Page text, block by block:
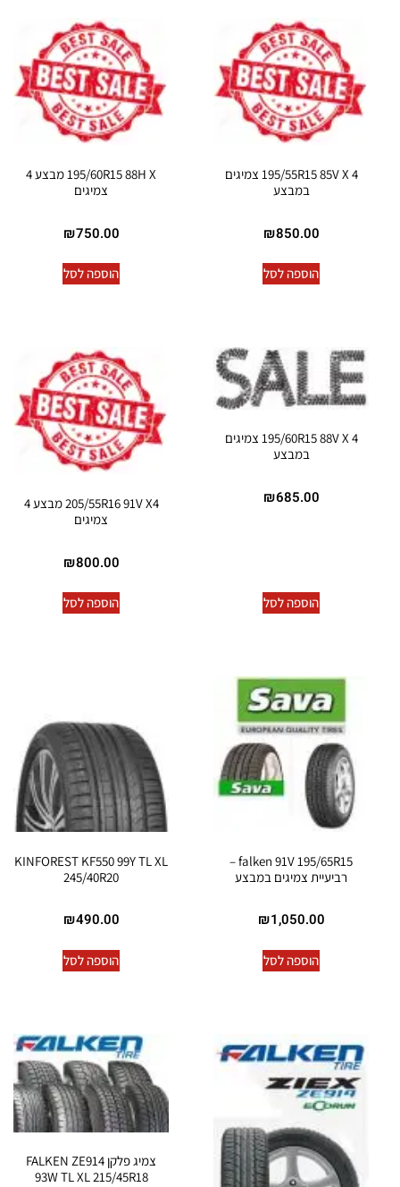
195/55R15 85V X 4 צמיגים
במבצע
₪850.00
הוספה לסל
195/60R15 88H X מבצע 4
צמיגים
₪750.00
הוספה לסל
195/60R15 88V X 4 צמיגים
במבצע
₪685.00
הוספה לסל
205/55R16 91V X4 מבצע 4
צמיגים
₪800.00
הוספה לסל
falken 91V 195/65R15 –
רביעיית צמיגים במבצע
₪1,050.00
הוספה לסל
KINFOREST KF550 99Y TL XL
245/40R20
₪490.00
הוספה לסל
צמיג פלקן FALKEN ZE914
93W TL XL 215/45R18